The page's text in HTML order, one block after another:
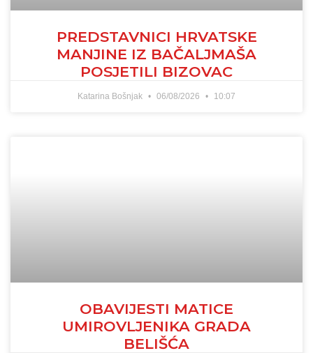
PREDSTAVNICI HRVATSKE
MANJINE IZ BAČALJMAŠA
POSJETILI BIZOVAC
Katarina Bošnjak 06/08/2026 10:07
OBAVIJESTI MATICE
UMIROVLJENIKA GRADA
BELIŠĆA